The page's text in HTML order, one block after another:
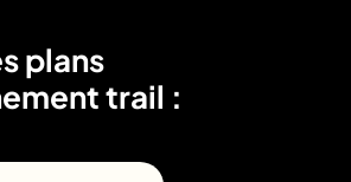
plans
trail :